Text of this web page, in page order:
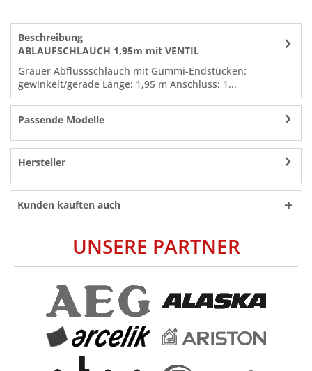
Beschreibung
ABLAUFSCHLAUCH 1,95m mit VENTIL
Grauer Abflussschlauch mit Gummi-Endstücken:
gewinkelt/gerade Länge: 1,95 m Anschluss: 1...
Passende Modelle
Hersteller
Kunden kauften auch
UNSERE PARTNER